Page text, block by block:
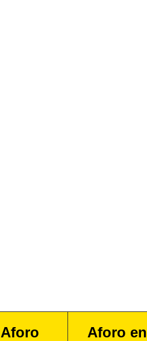
Aforo
Aforo en